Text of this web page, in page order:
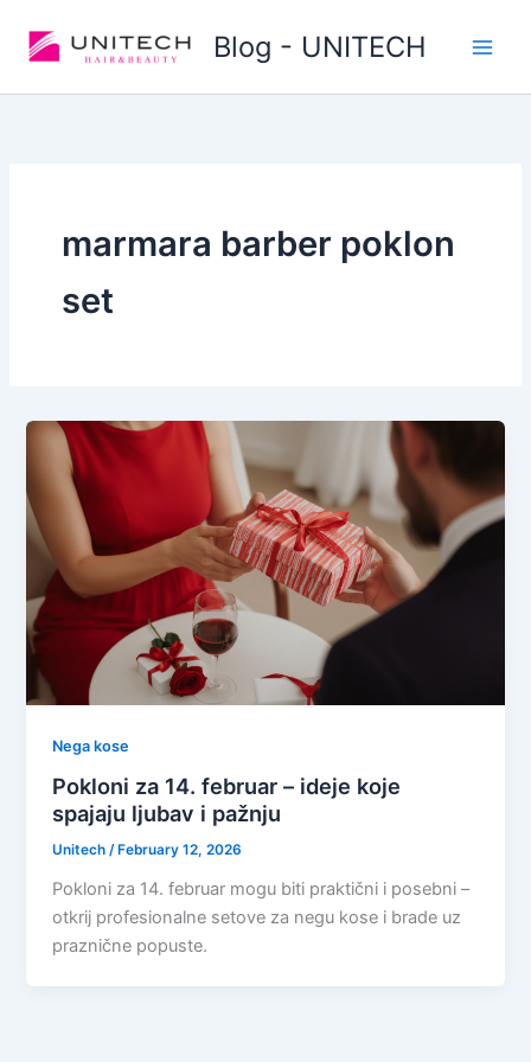
Blog - UNITECH
marmara barber poklon
set
Nega kose
Pokloni za 14. februar – ideje koje
spajaju ljubav i pažnju
Unitech/ February 12, 2026
Pokloni za 14. februar mogu biti praktični i posebni –
otkrij profesionalne setove za negu kose i brade uz
praznične popuste.